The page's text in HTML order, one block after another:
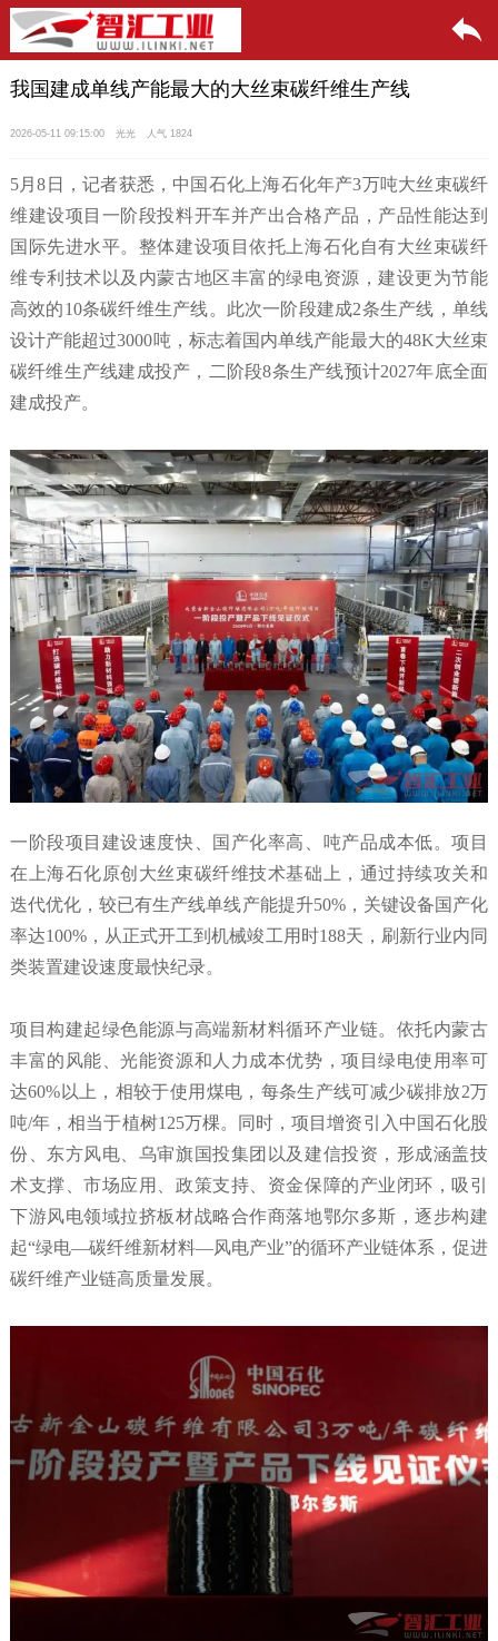
我国建成单线产能最大的大丝束碳纤维生产线
2026-05-11 09:15:00 光光 人气 1824
5月8日，记者获悉，中国石化上海石化年产3万吨大丝束碳纤
维建设项目一阶段投料开车并产出合格产品，产品性能达到
国际先进水平。整体建设项目依托上海石化自有大丝束碳纤
维专利技术以及内蒙古地区丰富的绿电资源，建设更为节能
高效的10条碳纤维生产线。此次一阶段建成2条生产线，单线
设计产能超过3000吨，标志着国内单线产能最大的48K大丝束
碳纤维生产线建成投产，二阶段8条生产线预计2027年底全面
建成投产。
一阶段项目建设速度快、国产化率高、吨产品成本低。项目
在上海石化原创大丝束碳纤维技术基础上，通过持续攻关和
迭代优化，较已有生产线单线产能提升50%，关键设备国产化
率达100%，从正式开工到机械竣工用时188天，刷新行业内同
类装置建设速度最快纪录。
项目构建起绿色能源与高端新材料循环产业链。依托内蒙古
丰富的风能、光能资源和人力成本优势，项目绿电使用率可
达60%以上，相较于使用煤电，每条生产线可减少碳排放2万
吨/年，相当于植树125万棵。同时，项目增资引入中国石化股
份、东方风电、乌审旗国投集团以及建信投资，形成涵盖技
术支撑、市场应用、政策支持、资金保障的产业闭环，吸引
下游风电领域拉挤板材战略合作商落地鄂尔多斯，逐步构建
起“绿电—碳纤维新材料—风电产业”的循环产业链体系，促进
碳纤维产业链高质量发展。